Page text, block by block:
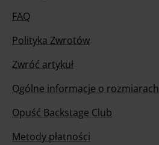
FAQ
Polityka Zwrotów
Zwróć artykuł
Ogólne informacje o rozmiarach
Opuść Backstage Club
Metody płatności